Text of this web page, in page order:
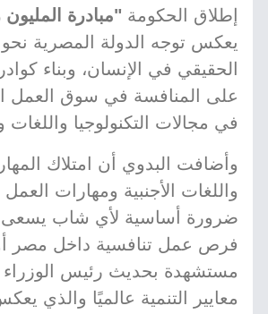
إطلاق الحكومة "مبادرة
يعكس توجه الدولة المصرية نحو
الحقيقي في الإنسان، وبناء
على المنافسة في سوق العمل
في مجالات التكنولوجيا واللغات
وأضافت البدوي أن امتلاك
واللغات الأجنبية ومهارات
ضرورة أساسية لأي شاب
فرص عمل تنافسية داخل مصر أو
مستشهدة بحديث رئيس الوزراء
معايير التنمية عالميًا والذي